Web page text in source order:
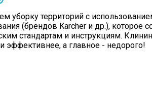
уборку территорий с
(брендов Karcher и др.), которое
стандартам и инструкциям.
эффективнее, а главное - недорого!